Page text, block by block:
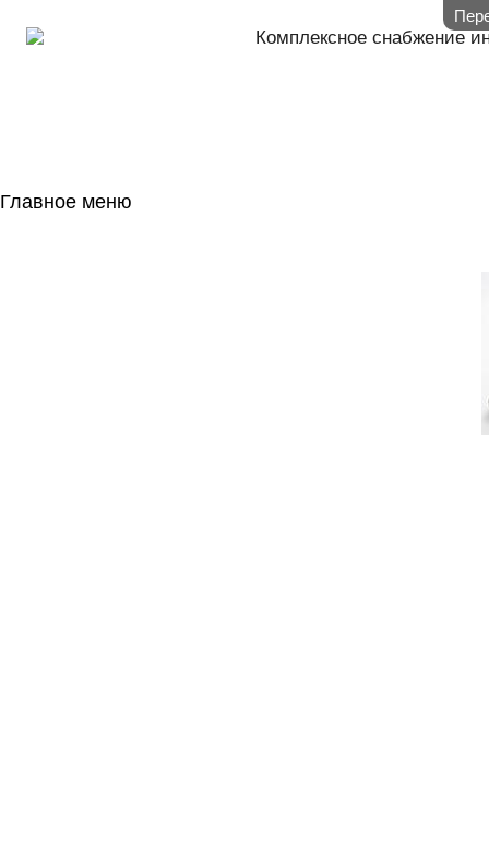
Комплексное снабжение
Главное меню